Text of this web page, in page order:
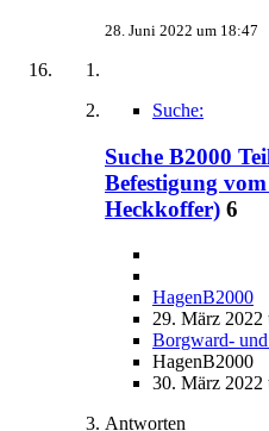
28. Juni 2022 um 18:47
Suche:
Suche B2000
Befestigung
Heckkoffer) 6
HagenB2000
29. März 2022
Borgward-
HagenB2000
30. März 2022
Antworten